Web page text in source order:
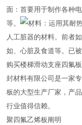
面：首要用于制作各种
等。
材料：运用其耐
人工脏器的材料。前者
如、心脏及食道等。已
购买楼梯滑动支座四氟
封材料有限公司是一家
板的大型生产厂家，产
行业值得信赖。
聚四氟乙烯板阐明